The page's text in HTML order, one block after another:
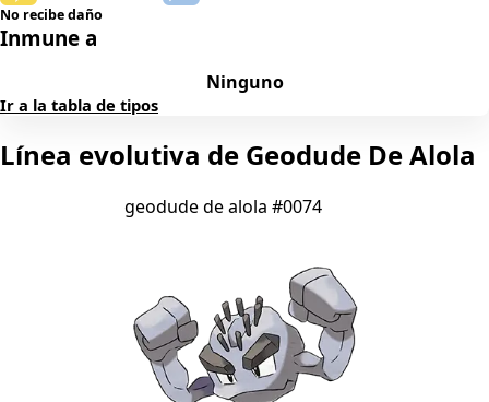
No recibe daño
Inmune a
Ninguno
Ir a la tabla de tipos
Línea evolutiva de Geodude De Alola
geodude de alola #0074